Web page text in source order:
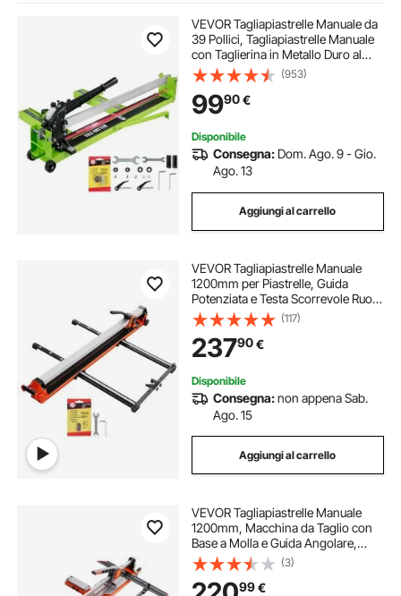
pompa acqua manuale vintage
pompa acqua manuale pozzo
taglia piastrelle da 1200
taglia fili e spelafili
taglierina in ceramica
carrello elevatore manuale
pompa di acqua manuale
pompa manuale per acqua pozzo
VEVOR Tagliapiastrelle Manuale da
39 Pollici, Tagliapiastrelle Manuale
con Taglierina in Metallo Duro al
Carburo di Tungsteno, Taglierina
Professionale per Plancia in Vinile,
Guida Laser Regolabile
(953)
9990€
Disponibile
Consegna: Dom. Ago. 9 - Gio.
Ago. 13
Aggiungi al carrello
VEVOR Tagliapiastrelle Manuale
1200mm per Piastrelle, Guida
Potenziata e Testa Scorrevole Ruota
Taglio in Carburo di Tungsteno,
Gambe di Supporto con Ruote, per
Fai Da Te Mattonelle Pavimenti
Pareti
(117)
23790€
Disponibile
Consegna:non appena Sab.
Ago. 15
Aggiungi al carrello
VEVOR Tagliapiastrelle Manuale
1200mm, Macchina da Taglio con
Base a Molla e Guida Angolare,
Disco in Carburo Tungsteno, Guida
Allineamento, per Fai Da Te
Piastrelle in Ceramica Pavimenti
(3)
99€